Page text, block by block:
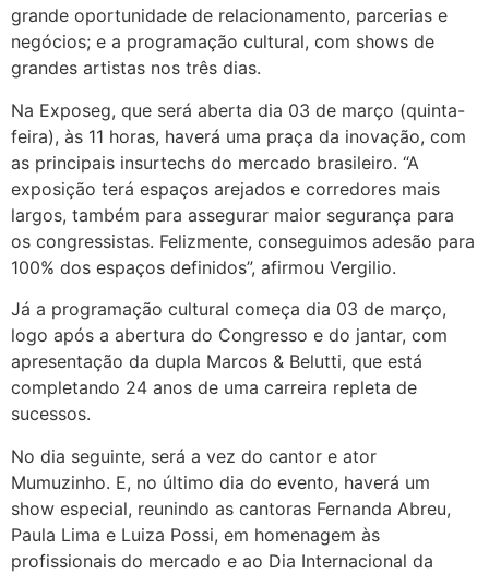
grande oportunidade de relacionamento, parcerias e
negócios; e a programação cultural, com shows de
grandes artistas nos três dias.
Na Exposeg, que será aberta dia 03 de março (quinta-
feira), às 11 horas, haverá uma praça da inovação, com
as principais insurtechs do mercado brasileiro. “A
exposição terá espaços arejados e corredores mais
largos, também para assegurar maior segurança para
os congressistas. Felizmente, conseguimos adesão para
100% dos espaços definidos”, afirmou Vergilio.
Já a programação cultural começa dia 03 de março,
logo após a abertura do Congresso e do jantar, com
apresentação da dupla Marcos & Belutti, que está
completando 24 anos de uma carreira repleta de
sucessos.
No dia seguinte, será a vez do cantor e ator
Mumuzinho. E, no último dia do evento, haverá um
show especial, reunindo as cantoras Fernanda Abreu,
Paula Lima e Luiza Possi, em homenagem às
profissionais do mercado e ao Dia Internacional da